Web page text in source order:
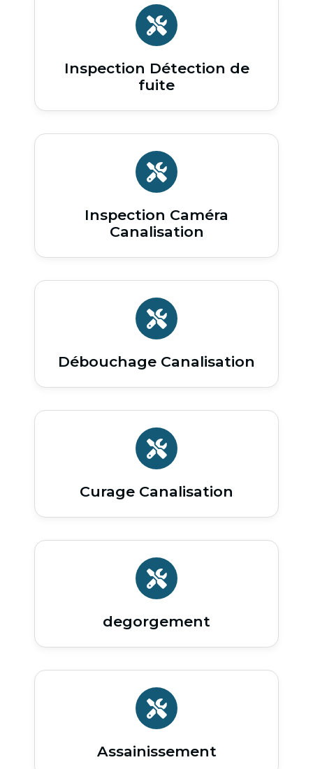
Inspection Détection de
fuite
Inspection Caméra
Canalisation
Débouchage Canalisation
Curage Canalisation
degorgement
Assainissement